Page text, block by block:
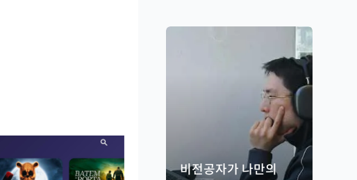
비전공자가 나만의